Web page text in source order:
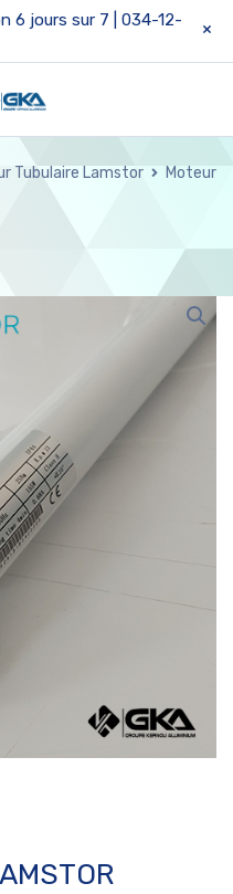
6 jours sur 7 | 034-12-
Tubulaire Lamstor
Moteur